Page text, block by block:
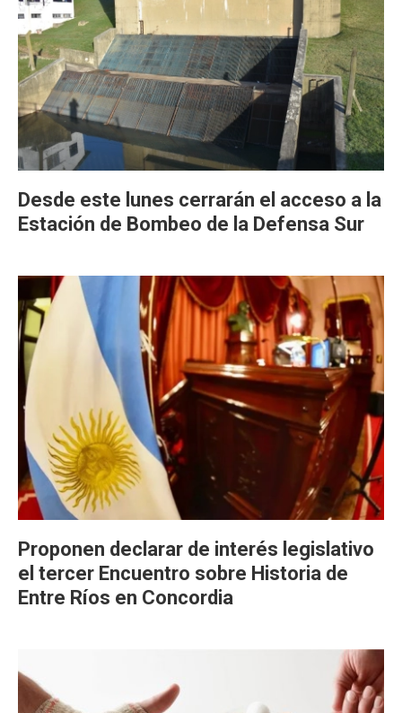
Desde este lunes cerrarán el acceso a la
Estación de Bombeo de la Defensa Sur
Proponen declarar de interés legislativo
el tercer Encuentro sobre Historia de
Entre Ríos en Concordia